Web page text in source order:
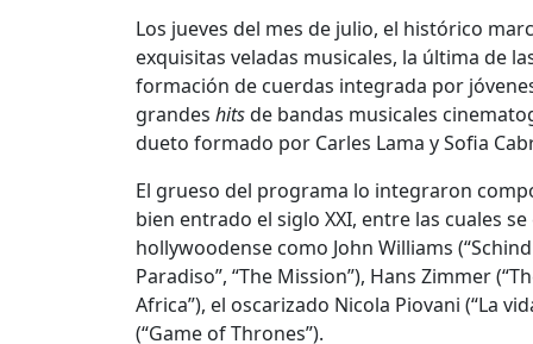
Los jueves del mes de julio, el histórico
exquisitas veladas musicales, la última de
formación de cuerdas integrada por
grandes hitsde bandas musicales
dueto formado por Carles Lama y Sofia
El grueso del programa lo integraron
bien entrado el siglo XXI, entre las cuales
hollywoodense como John Williams
Paradiso”, “The Mission”), Hans Zimmer
Africa”), el oscarizado Nicola Piovani (“La
(“Game of Thrones”).